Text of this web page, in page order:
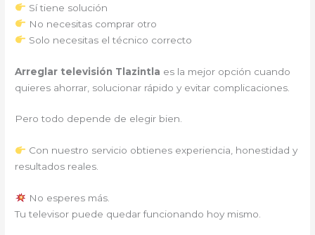
Sí tiene solución
No necesitas comprar otro
Solo necesitas el técnico correcto
Arreglar televisión Tlazintla es la mejor opción cuando
quieres ahorrar, solucionar rápido y evitar complicaciones.
Pero todo depende de elegir bien.
Con nuestro servicio obtienes experiencia, honestidad y
resultados reales.
No esperes más.
Tu televisor puede quedar funcionando hoy mismo.